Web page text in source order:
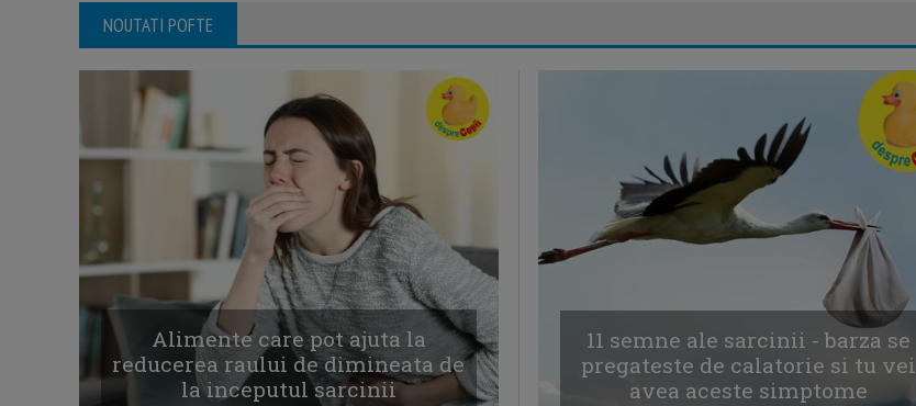
NOUTATI POFTE
Alimente care pot ajuta la
reducerea raului de dimineata de
la inceputul sarcinii
11 semne ale sarcinii - barza se
pregateste de calatorie si tu vei
avea aceste simptome